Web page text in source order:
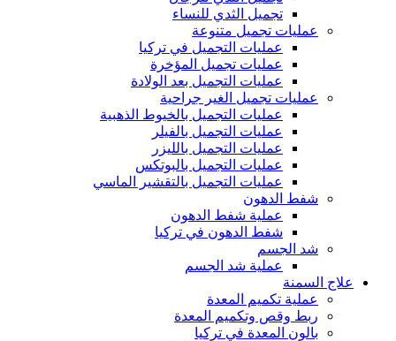
تجميل الثدي ‏للنساء
عمليات تجميل متنوعة
عمليات التجميل في تركيا
عمليات تجميل المؤخرة
عمليات التجميل بعد الولادة
عمليات تجميل الغير جراحية
عمليات التجميل بالخيوط الذهبية
عمليات التجميل بالفيلر
عمليات التجميل بالليزر
عمليات التجميل بالبوتكس
عمليات التجميل بالتقشير الماسي
شفط الدهون
عملية شفط الدهون
شفط الدهون في تركيا
شد الجسم
عملية شد الجسم
علاج السمنة
عملية تكميم المعدة
ربط وقص وتكميم المعدة
بالون المعدة في تركيا